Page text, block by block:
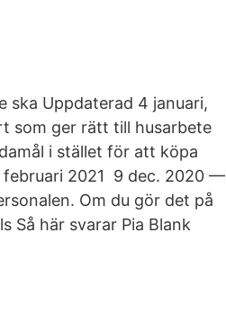
ska Uppdaterad 4 januari,
som ger rätt till husarbete
i stället för att köpa
februari 2021 9 dec. 2020 —
Om du gör det på
Så här svarar Pia Blank